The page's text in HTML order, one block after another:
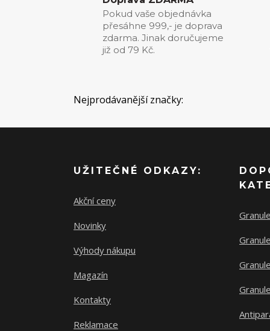
Pokud vaše objednávka
přesáhne 999,- je doprava
zdarma. Jinak doručujeme
již od 79 Kč.
Nejprodávanější značky:
UŽITEČNÉ ODKAZY:
Akční ceny
Novinky
Výhody nákupu
Magazín
Kontakty
Reklamace